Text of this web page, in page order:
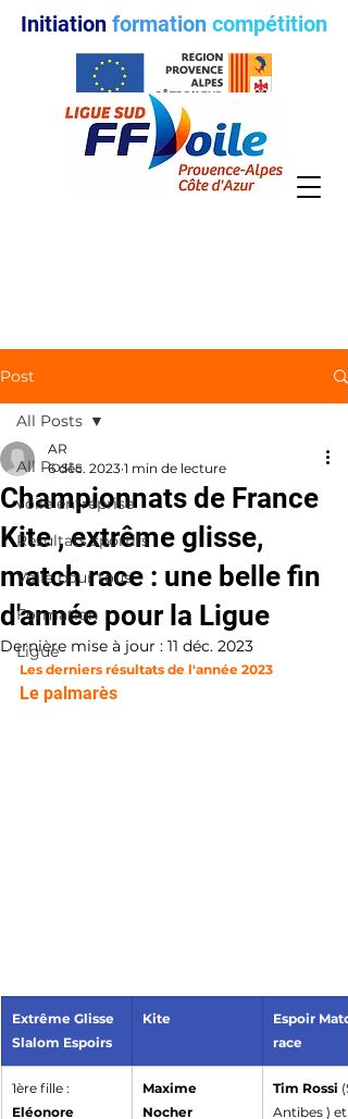
Initiation formation compétition
Post
All Posts
voile entreprise
Résultats sportifs
Voile pour tous
Formation
Ligue
All Posts
Championnats de France
Kite , extrême glisse,
match race : une belle fin
d'année pour la Ligue
AR
6 déc. 2023 1 min de lecture
Dernière mise à jour : 11 déc. 2023
Les derniers résultats de l'année 2023
Le palmarès
Extrême Glisse
Slalom Espoirs
Kite
Espoir
race
1ère fille :
Eléonore
​Maxime
Nocher
Tim Rossi
Antibes ) et